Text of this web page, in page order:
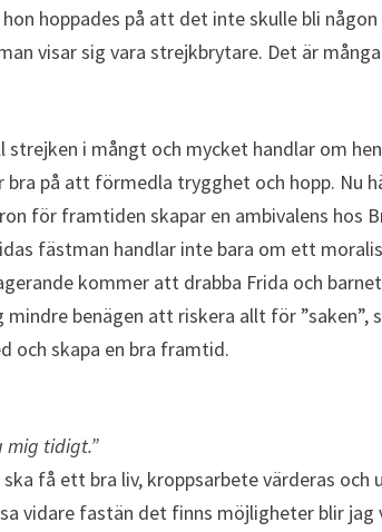
hoppades på att det inte skulle bli någon
visar sig vara strejkbrytare. Det är
i mångt och mycket handlar om
på att förmedla trygghet och hopp. Nu
för framtiden skapar en ambivalens hos
fästman handlar inte bara om ett
kommer att drabba Frida och
mindre benägen att riskera allt för
och skapa en bra framtid.
mig tidigt.”
få ett bra liv, kroppsarbete värderas och
vidare fastän det finns möjligheter blir jag